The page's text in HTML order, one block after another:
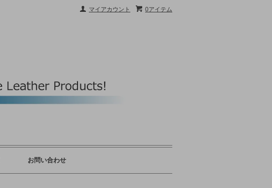
0アイテム
マイアカウント
お問い合わせ